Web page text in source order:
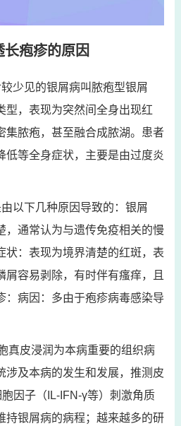
疱疹的原因
少见的银屑病叫脓疱型银屑
型，表现为突然间全身出现红
集脓疱，甚至融合成脓湖。患者
低等全身症状，主要是由过度炎
以下几种原因导致的：银屑
，通常认为与遗传免疫相关的慢
状：表现为境界清楚的红斑，表
屑容易剥除，有时伴有瘙痒，且
：病因：多由于疱疹病毒感染导
真皮浸润为本病重要的组织病
涉及本病的发生和发展，推测皮
因子（IL-IFN-γ等）刺激角质
持银屑病的病程；越来越多的研